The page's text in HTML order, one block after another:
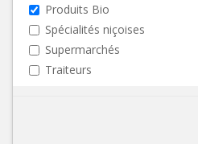
Produits Bio
Spécialités niçoises
Supermarchés
Traiteurs